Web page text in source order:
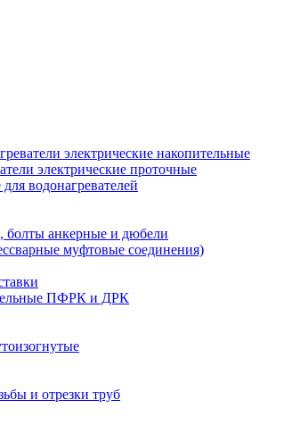
электрические накопительные
электрические проточные
водонагревателей
анкерные и дюбели
муфтовые соединения)
ПФРК и ДРК
и отрезки труб